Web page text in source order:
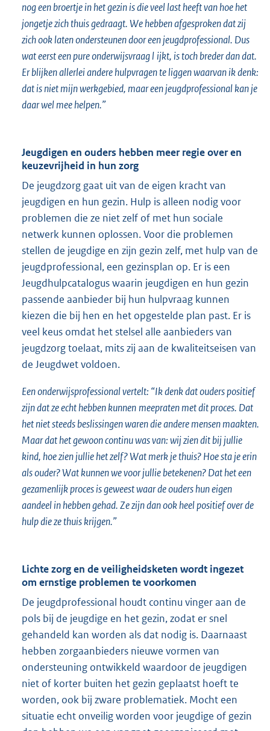
nog een broertje in het gezin is die veel last heeft van hoe het
jongetje zich thuis gedraagt. We hebben afgesproken dat zij
zich ook laten ondersteunen door een jeugdprofessional. Dus
wat eerst een pure onderwijsvraagl ijkt, is toch breder dan dat.
Er blijken allerlei andere hulpvragen te liggen waarvan ik denk:
dat is niet mijn werkgebied, maar een jeugdprofessional kan je
daar wel mee helpen.”
Jeugdigen en ouders hebben meer regie over en
keuzevrijheid in hun zorg
De jeugdzorg gaat uit van de eigen kracht van
jeugdigen en hun gezin. Hulp is alleen nodig voor
problemen die ze niet zelf of met hun sociale
netwerk kunnen oplossen. Voor die problemen
stellen de jeugdige en zijn gezin zelf, met hulp van de
jeugdprofessional, een gezinsplan op. Er is een
Jeugdhulpcatalogus waarin jeugdigen en hun gezin
passende aanbieder bij hun hulpvraag kunnen
kiezen die bij hen en het opgestelde plan past. Er is
veel keus omdat het stelsel alle aanbieders van
jeugdzorg toelaat, mits zij aan de kwaliteitseisen van
de Jeugdwet voldoen.
Een onderwijsprofessional vertelt: “Ik denk dat ouders positief
zijn dat ze echt hebben kunnen meepraten met dit proces. Dat
het niet steeds beslissingen waren die andere mensen maakten.
Maar dat het gewoon continu was van: wij zien dit bij jullie
kind, hoe zien jullie het zelf? Wat merk je thuis? Hoe sta je erin
als ouder? Wat kunnen we voor jullie betekenen? Dat het een
gezamenlijk proces is geweest waar de ouders hun eigen
aandeel in hebben gehad. Ze zijn dan ook heel positief over de
hulp die ze thuis krijgen.”
Lichte zorg en de veiligheidsketen wordt ingezet
om ernstige problemen te voorkomen
De jeugdprofessional houdt continu vinger aan de
pols bij de jeugdige en het gezin, zodat er snel
gehandeld kan worden als dat nodig is. Daarnaast
hebben zorgaanbieders nieuwe vormen van
ondersteuning ontwikkeld waardoor de jeugdigen
niet of korter buiten het gezin geplaatst hoeft te
worden, ook bij zware problematiek. Mocht een
situatie echt onveilig worden voor jeugdige of gezin